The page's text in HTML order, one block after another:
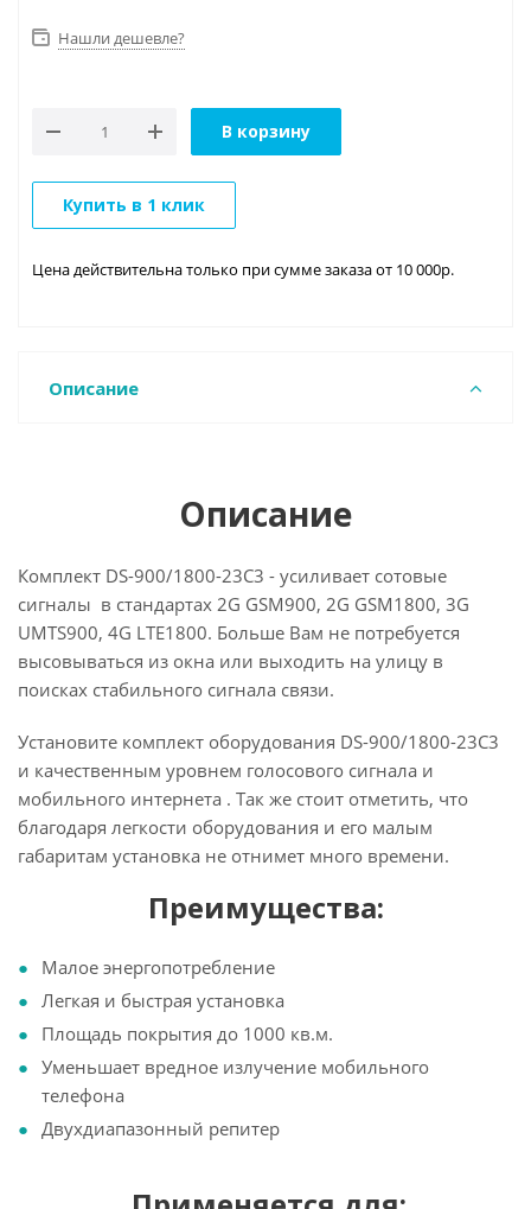
Нашли дешевле?
В корзину
Купить в 1 клик
Цена действительна только при сумме заказа от 10 000р.
Описание
Описание
Комплект DS-900/1800-23C3 - усиливает сотовые
сигналы в стандартах 2G GSM900, 2G GSM1800, 3G
UMTS900, 4G LTE1800. Больше Вам не потребуется
высовываться из окна или выходить на улицу в
поисках стабильного сигнала связи.
Установите комплект оборудования DS-900/1800-23C3
и качественным уровнем голосового сигнала и
мобильного интернета . Так же стоит отметить, что
благодаря легкости оборудования и его малым
габаритам установка не отнимет много времени.
Преимущества:
Малое энергопотребление
Легкая и быстрая установка
Площадь покрытия до 1000 кв.м.
Уменьшает вредное излучение мобильного
телефона
Двухдиапазонный репитер